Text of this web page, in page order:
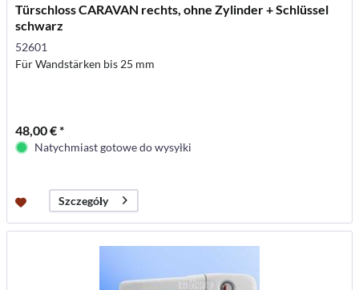
Türschloss CARAVAN rechts, ohne Zylinder + Schlüssel
schwarz
52601
Für Wandstärken bis 25 mm
48,00 € *
Natychmiast gotowe do wysyłki
Szczegóły